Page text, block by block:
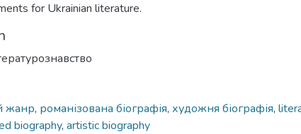
for Ukrainian literature.
жанр, романізована біографія, художня біографія,
biography, artistic biography